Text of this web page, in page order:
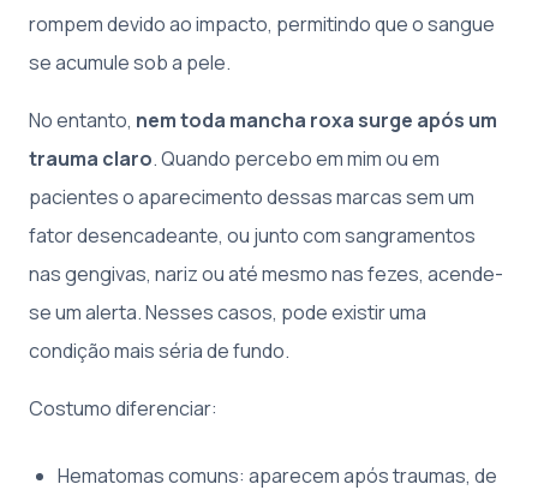
rompem devido ao impacto, permitindo que o sangue
se acumule sob a pele.
No entanto, nem toda mancha roxa surge após um
trauma claro. Quando percebo em mim ou em
pacientes o aparecimento dessas marcas sem um
fator desencadeante, ou junto com sangramentos
nas gengivas, nariz ou até mesmo nas fezes, acende-
se um alerta. Nesses casos, pode existir uma
condição mais séria de fundo.
Costumo diferenciar:
Hematomas comuns: aparecem após traumas, de